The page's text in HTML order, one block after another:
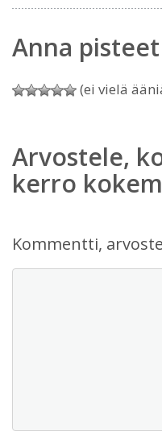
Anna pisteet
(ei vielä
Arvostele,
kerro
Kommentti,